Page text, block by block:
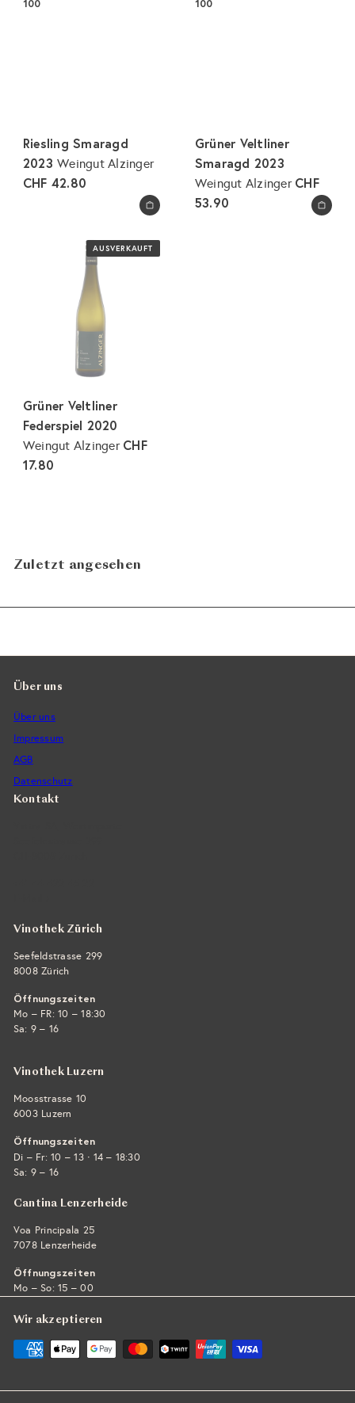
In den Warenkorb legen
100
Riesling Smaragd
2023Weingut Alzinger
CHF 42.80
In den Warenkorb legen
100
Grüner Veltliner
Smaragd 2023
Weingut Alzinger CHF
53.90
AUSVERKAUFT
Grüner Veltliner
Federspiel 2020
Weingut Alzinger CHF
17.80
Zuletzt angesehen
Über uns
Über uns
Impressum
AGB
Datenschutz
Kontakt
Vinothek Zürich
Seefeldstrasse 299
8008 Zürich
Öffnungszeiten
Mo – FR: 10 – 18:30
Sa: 9 – 16
Vinothek Luzern
Moosstrasse 10
6003 Luzern
Öffnungszeiten
Di – Fr: 10 – 13 · 14 – 18:30
Sa: 9 – 16
Cantina Lenzerheide
Voa Principala 25
7078 Lenzerheide
Öffnungszeiten
Mo – So: 15 – 00
Wir akzeptieren